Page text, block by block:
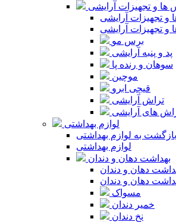
ها و تجهیزات آرایشی
تجهیزات آرایشی
و تجهیزات آرایشی
برس مو
پد و پنبه آرایشی
سوهان و رنده پا
موچین
قیچی ابرو
تراش آرایشی
های آرایشی
لوازم بهداشتی
بازگشت به لوازم بهداشتی
لوازم بهداشتی
بهداشت دهان و دندان
دهان و دندان
دهان و دندان
مسواک
خمیر دندان
نخ دندان